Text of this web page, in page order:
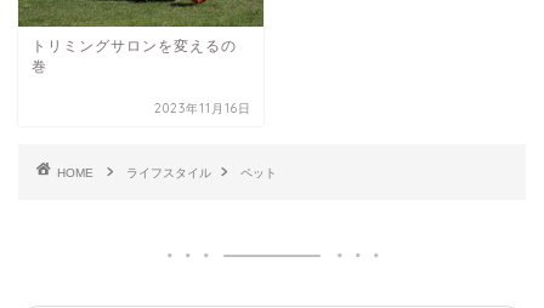
トリミングサロンを変えるの
巻
2023年11月16日
HOME ライフスタイル ペット